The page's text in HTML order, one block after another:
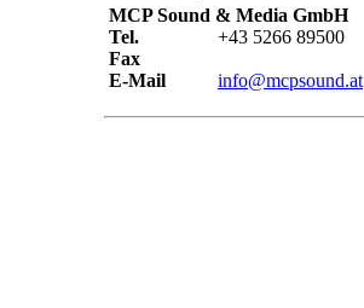
MCP Sound & Media GmbH
Tel.
+43 5266 89500
Fax
E-Mail
info@mcpsound.at